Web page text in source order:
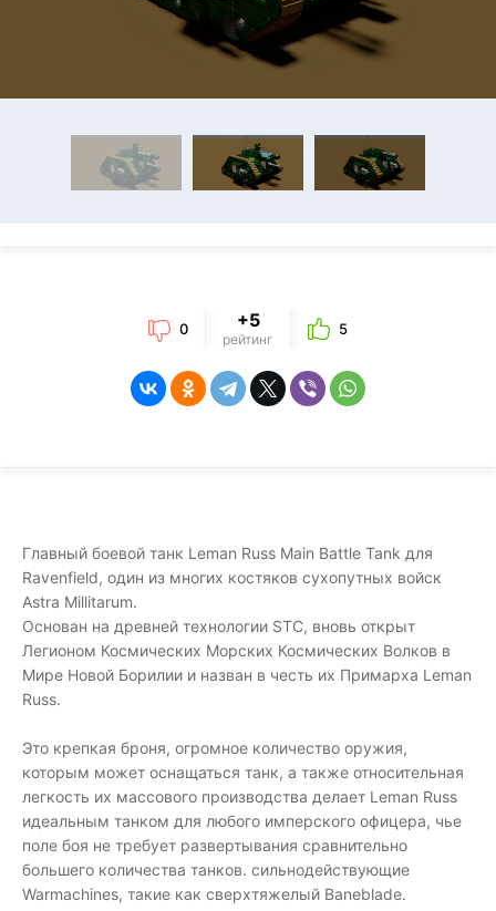
0 +5
рейтинг
5
Главный боевой танк Leman Russ Main Battle Tank для
Ravenfield, один из многих костяков сухопутных войск
Astra Millitarum.
Основан на древней технологии STC, вновь открыт
Легионом Космических Морских Космических Волков в
Мире Новой Борилии и назван в честь их Примарха Leman
Russ.
Это крепкая броня, огромное количество оружия,
которым может оснащаться танк, а также относительная
легкость их массового производства делает Leman Russ
идеальным танком для любого имперского офицера, чье
поле боя не требует развертывания сравнительно
большего количества танков. сильнодействующие
Warmachines, такие как сверхтяжелый Baneblade.